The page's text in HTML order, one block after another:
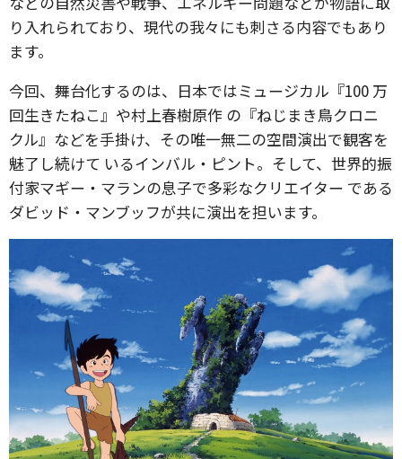
り入れられており、現代の我々にも刺さる内容でもあり
ます。
今回、舞台化するのは、日本ではミュージカル『100 万
回生きたねこ』や村上春樹原作 の『ねじまき鳥クロニ
クル』などを手掛け、その唯一無二の空間演出で観客を
魅了し続けて いるインバル・ピント。そして、世界的振
付家マギー・マランの息子で多彩なクリエイター である
ダビッド・マンブッフが共に演出を担います。